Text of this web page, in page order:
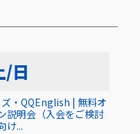
/日
・QQEnglish | 無料オ
説明会（入会をご検討
け...